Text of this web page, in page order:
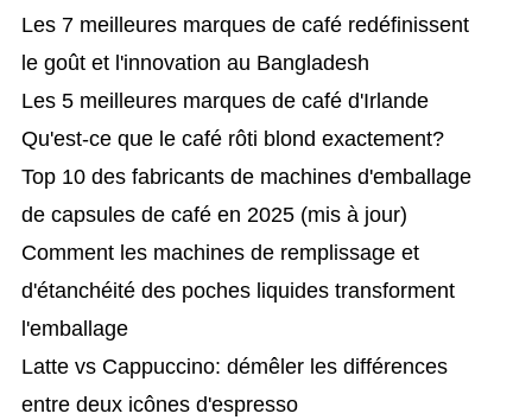
Les 7 meilleures marques de café redéfinissent
le goût et l'innovation au Bangladesh
Les 5 meilleures marques de café d'Irlande
Qu'est-ce que le café rôti blond exactement?
Top 10 des fabricants de machines d'emballage
de capsules de café en 2025 (mis à jour)
Comment les machines de remplissage et
d'étanchéité des poches liquides transforment
l'emballage
Latte vs Cappuccino: démêler les différences
entre deux icônes d'espresso